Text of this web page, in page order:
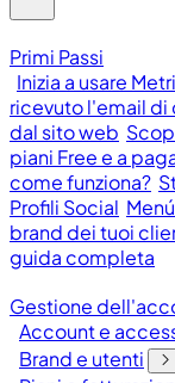
Primi Passi
Inizia a usare
ricevuto l'email di
dal sito web
piani Free e a
come funziona?
Profili Social
brand dei tuoi
guida completa
Gestione
Account e
Brand e utenti